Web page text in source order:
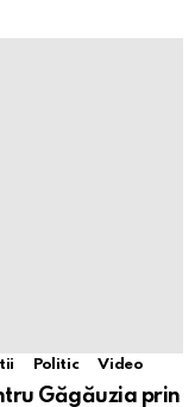
Politic Video
Găgăuzia prin